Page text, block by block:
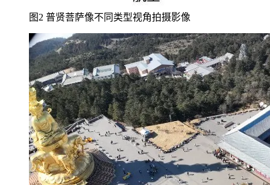
图2 普贤菩萨像不同类型视角拍摄影像